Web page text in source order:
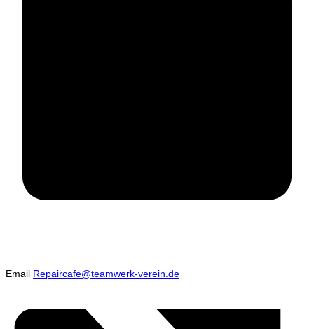
Email Repaircafe@teamwerk-verein.de